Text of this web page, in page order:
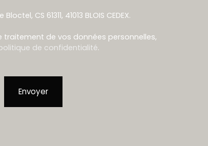
CS 61311, 41013 BLOIS CEDEX.
traitement de vos données personnelles,
de confidentialité.
Envoyer